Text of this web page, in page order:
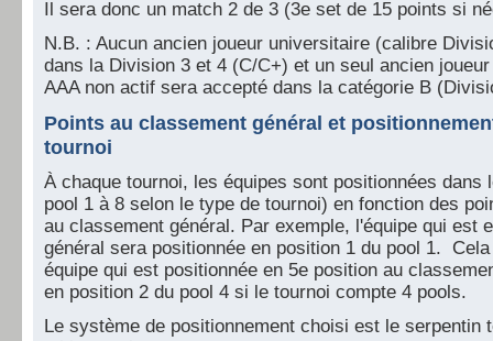
Il sera donc un match 2 de 3 (3e set de 15 points si
N.B. : Aucun ancien joueur universitaire (calibre
dans la Division 3 et 4 (C/C+) et un seul ancien
AAA non actif sera accepté dans la catégorie B
Points au classement général et
tournoi
À chaque tournoi, les équipes sont positionnées dans
pool 1 à 8 selon le type de tournoi) en fonction des
au classement général. Par exemple, l'équipe qui est
général sera positionnée en position 1 du pool 1.
équipe qui est positionnée en 5e position au
en position 2 du pool 4 si le tournoi compte 4 pools.
Le système de positionnement choisi est le serpentin